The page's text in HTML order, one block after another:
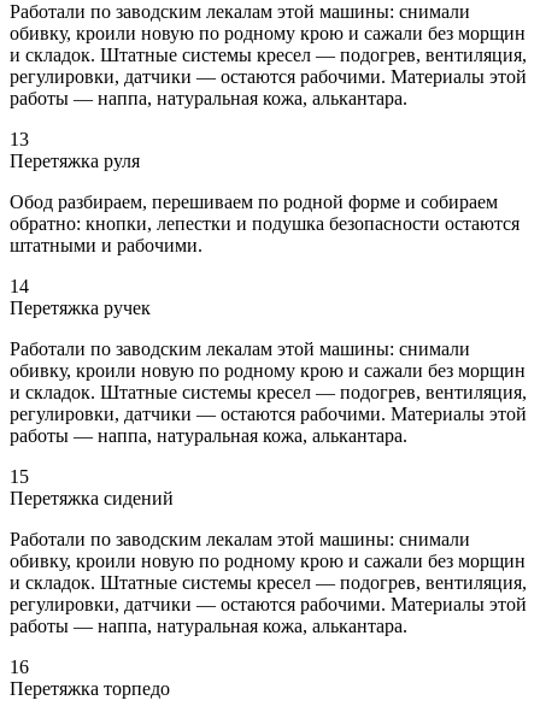
Работали по заводским лекалам этой машины: снимали
обивку, кроили новую по родному крою и сажали без морщин
и складок. Штатные системы кресел — подогрев, вентиляция,
регулировки, датчики — остаются рабочими. Материалы этой
работы — наппа, натуральная кожа, алькантара.
13
Перетяжка руля
Обод разбираем, перешиваем по родной форме и собираем
обратно: кнопки, лепестки и подушка безопасности остаются
штатными и рабочими.
14
Перетяжка ручек
Работали по заводским лекалам этой машины: снимали
обивку, кроили новую по родному крою и сажали без морщин
и складок. Штатные системы кресел — подогрев, вентиляция,
регулировки, датчики — остаются рабочими. Материалы этой
работы — наппа, натуральная кожа, алькантара.
15
Перетяжка сидений
Работали по заводским лекалам этой машины: снимали
обивку, кроили новую по родному крою и сажали без морщин
и складок. Штатные системы кресел — подогрев, вентиляция,
регулировки, датчики — остаются рабочими. Материалы этой
работы — наппа, натуральная кожа, алькантара.
16
Перетяжка торпедо